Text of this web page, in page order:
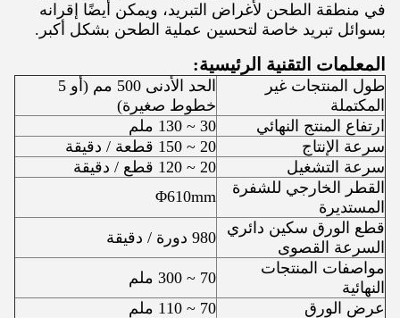
في منطقة الطحن لأغراض التبريد، ويمكن أيضًا إقرانه
بسوائل تبريد خاصة لتحسين عملية الطحن بشكل أكبر.
المعلمات التقنية الرئيسية:
طول المنتجات غير
المكتملة
الحد الأدنى 500 مم (أو 5
خطوط صغيرة)
ارتفاع المنتج النهائي
30 ~ 130 ملم
سرعة الإنتاج
20 ~ 150 قطعة / دقيقة
سرعة التشغيل
20 ~ 120 قطع / دقيقة
القطر الخارجي للشفرة
المستديرة
Φ610mm
قطع الورق سكين دائري
السرعة القصوى
980 دورة / دقيقة
مواصفات المنتجات
النهائية
70 ~ 300 ملم
عرض الورق
70 ~ 110 ملم